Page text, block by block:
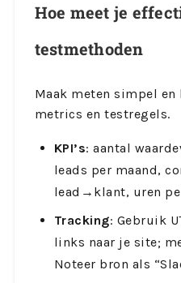
Hoe meet je
testmethoden
Maak meten simpel en
metrics en testregels.
KPI’s: aantal
leads per maand,
lead→klant, uren
Tracking: Gebruik
links naar je site;
Noteer bron als